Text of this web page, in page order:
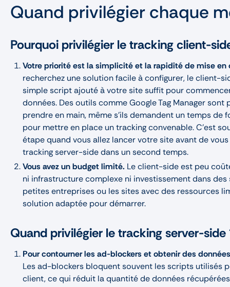
Quand privilégier chaque
Pourquoi privilégier le tracking client-
Votre priorité est la simplicité et la rapidité de mise
recherchez une solution facile à configurer, le client-
simple script ajouté à votre site suffit pour
données. Des outils comme Google Tag Manager sont
prendre en main, même s’ils demandent un temps de
pour mettre en place un tracking convenable. C’est
étape quand vous allez lancer votre site avant de
tracking server-side dans un second temps.
Vous avez un budget limité. Le client-side est peu
ni infrastructure complexe ni investissement dans des
petites entreprises ou les sites avec des ressources
solution adaptée pour démarrer.
Quand privilégier le tracking server-side
Pour contourner les ad-blockers et obtenir des
Les ad-blockers bloquent souvent les scripts utilisés
client, ce qui réduit la quantité de données